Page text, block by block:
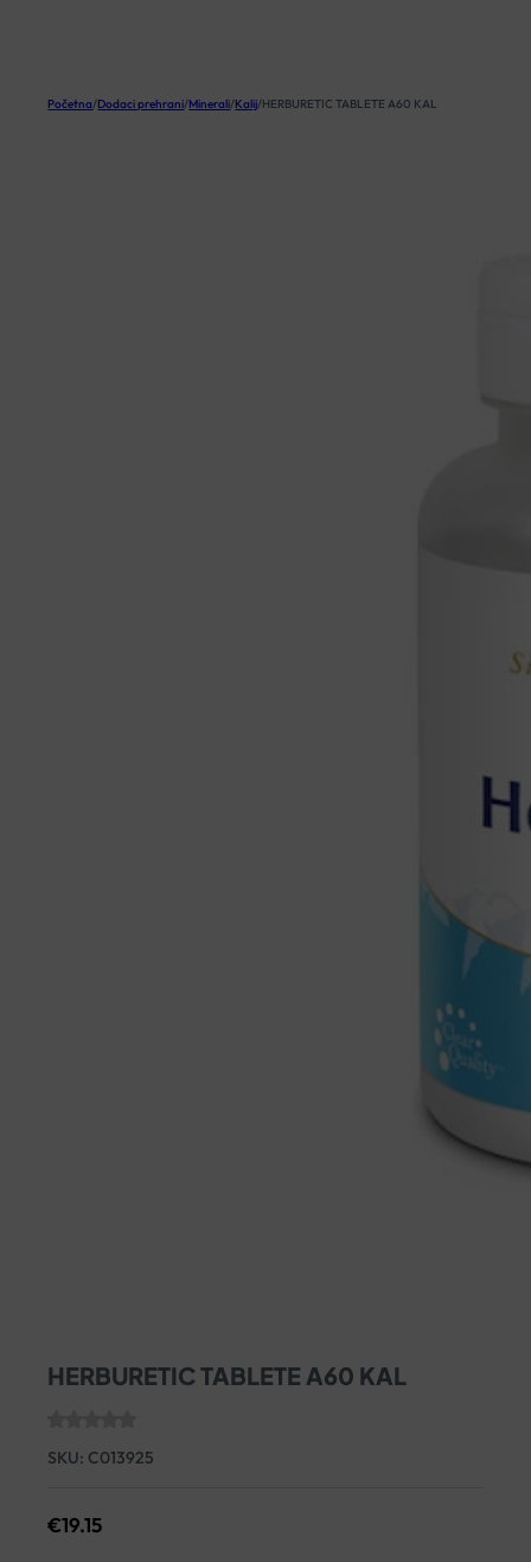
Početna/Dodaci prehrani/Minerali/Kalij/HERBURETIC TABLETE A60 KAL
HERBURETIC TABLETE A60 KAL
SKU: C013925
€19.15